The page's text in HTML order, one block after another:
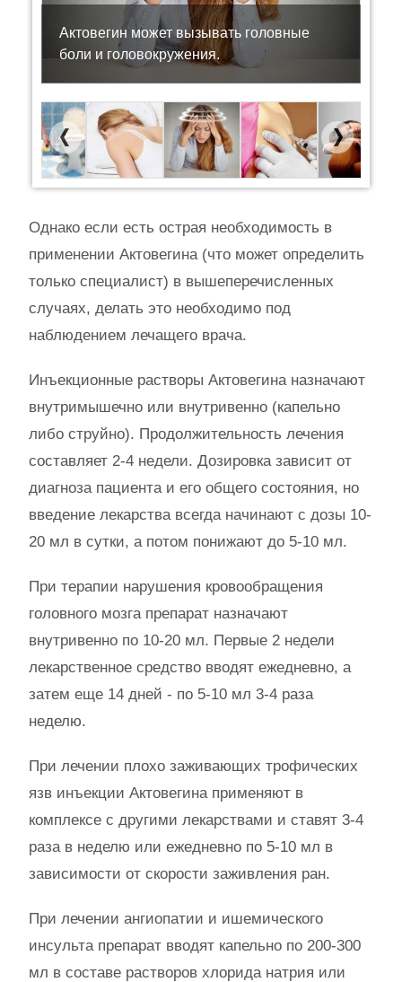
Актовегин может вызывать головные
боли и головокружения.
Previous Next
Однако если есть острая необходимость в
применении Актовегина (что может определить
только специалист) в вышеперечисленных
случаях, делать это необходимо под
наблюдением лечащего врача.
Инъекционные растворы Актовегина назначают
внутримышечно или внутривенно (капельно
либо струйно). Продолжительность лечения
составляет 2-4 недели. Дозировка зависит от
диагноза пациента и его общего состояния, но
введение лекарства всегда начинают с дозы 10-
20 мл в сутки, а потом понижают до 5-10 мл.
При терапии нарушения кровообращения
головного мозга препарат назначают
внутривенно по 10-20 мл. Первые 2 недели
лекарственное средство вводят ежедневно, а
затем еще 14 дней - по 5-10 мл 3-4 раза
неделю.
При лечении плохо заживающих трофических
язв инъекции Актовегина применяют в
комплексе с другими лекарствами и ставят 3-4
раза в неделю или ежедневно по 5-10 мл в
зависимости от скорости заживления ран.
При лечении ангиопатии и ишемического
инсульта препарат вводят капельно по 200-300
мл в составе растворов хлорида натрия или